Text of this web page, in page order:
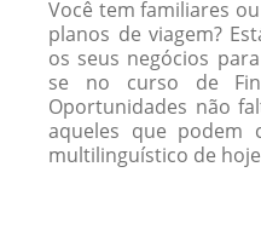
Você tem familiares
planos de viagem?
os seus negócios
se no curso de
Oportunidades não
aqueles que podem
multilinguístico de